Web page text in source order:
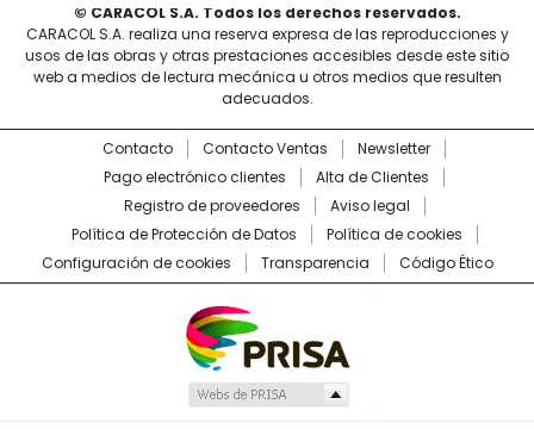
© CARACOL S.A. Todos los derechos reservados.
CARACOL S.A. realiza una reserva expresa de las reproducciones y
usos de las obras y otras prestaciones accesibles desde este sitio
web a medios de lectura mecánica u otros medios que resulten
adecuados.
Contacto Contacto Ventas
Newsletter
Pago electrónico clientes
Alta de Clientes
Registro de proveedores
Aviso legal
Política de Protección de Datos
Política de cookies
Configuración de cookies
Transparencia Código Ético